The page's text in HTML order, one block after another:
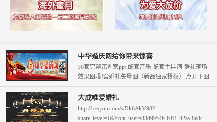
中华婚庆网给你带来惊喜
30套完整策划案ppt-配套音乐-配套主持词-婚礼现场
效果图-配套婚礼矢量图（新品独家授权） 点开下图
大成唯爱婚礼
http://b.eqxiu.com/s/Dk6AkV98?
share_level=1&from_user=83d9954b-b8f1-42ea-8e8c-